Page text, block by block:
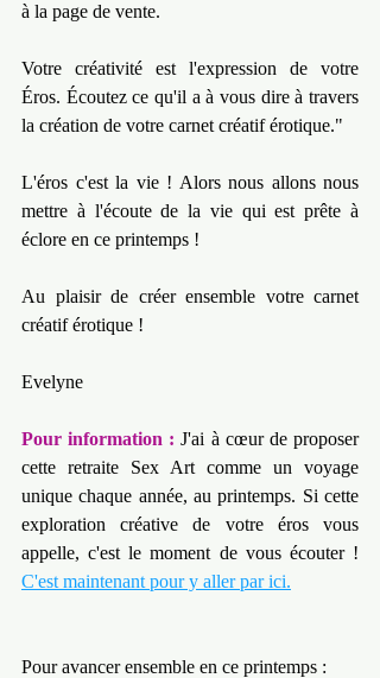
à la page de vente.
Votre créativité est l'expression de votre
Éros. Écoutez ce qu'il a à vous dire à travers
la création de votre carnet créatif érotique."
L'éros c'est la vie ! Alors nous allons nous
mettre à l'écoute de la vie qui est prête à
éclore en ce printemps !
Au plaisir de créer ensemble votre carnet
créatif érotique !
Evelyne
Pour information : J'ai à cœur de proposer
cette retraite Sex Art comme un voyage
unique chaque année, au printemps. Si cette
exploration créative de votre éros vous
C'est maintenant pour y aller par ici.
Pour avancer ensemble en ce printemps :